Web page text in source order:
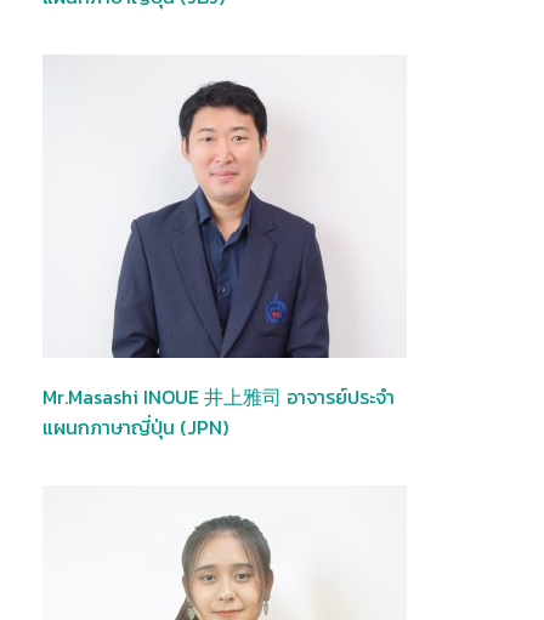
Mr.Masashi INOUE 井上雅司 อาจารย์ประจำ
แผนกภาษาญี่ปุ่น (JPN)